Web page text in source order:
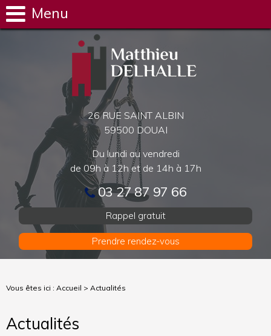
Menu
26 RUE SAINT ALBIN
59500 DOUAI
Du lundi au vendredi
de 09h à 12h et de 14h à 17h
03 27 87 97 66
Rappel gratuit
Prendre rendez-vous
Vous êtes ici : Accueil > Actualités
Actualités